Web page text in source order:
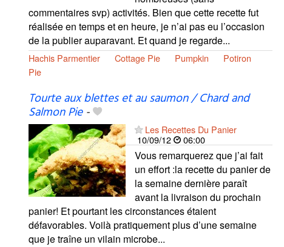
commentaires svp) activités. Bien que cette recette fut
réalisée en temps et en heure, je n’ai pas eu l’occasion
de la publier auparavant. Et quand je regarde...
Hachis Parmentier Cottage Pie Pumpkin
Potiron
Pie
Tourte aux blettes et au saumon / Chard and
Salmon Pie-
Les Recettes Du Panier
10/09/12
06:00
Vous remarquerez que j’ai fait
un effort :la recette du panier de
la semaine dernière paraît
avant la livraison du prochain
panier! Et pourtant les circonstances étaient
défavorables. Voilà pratiquement plus d’une semaine
que je traîne un vilain microbe...